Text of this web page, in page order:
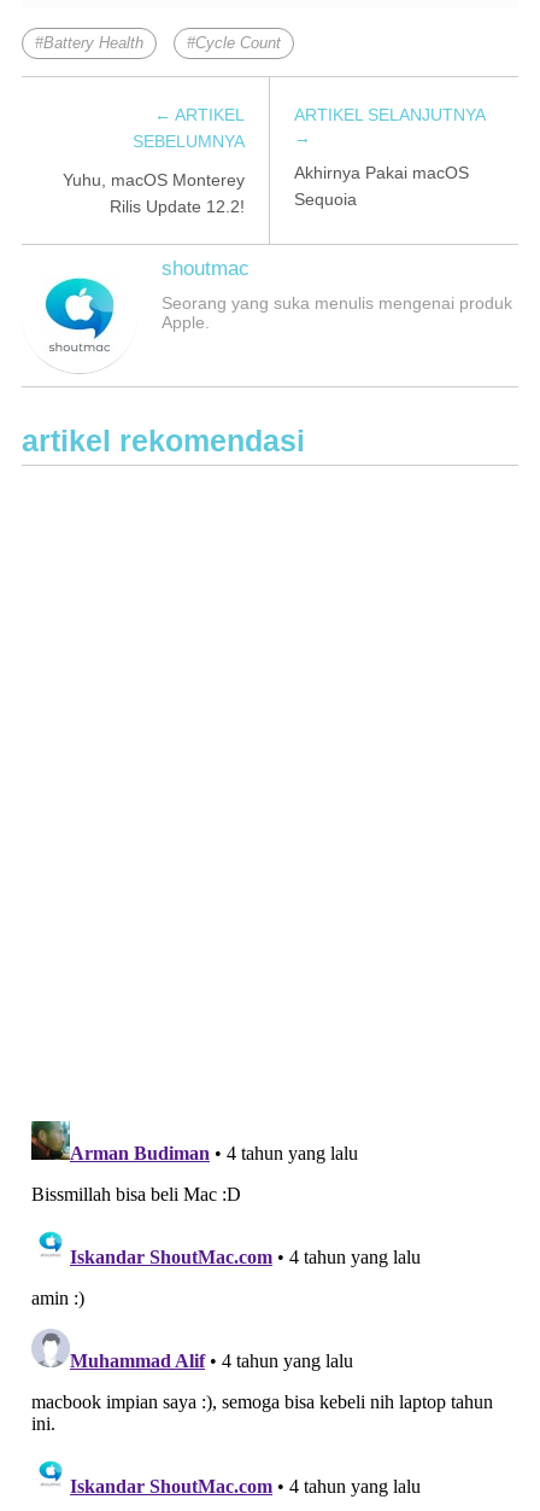
Battery Health Cycle Count
← ARTIKEL
SEBELUMNYA
Yuhu, macOS Monterey
Rilis Update 12.2!
ARTIKEL SELANJUTNYA
→
Akhirnya Pakai macOS
Sequoia
shoutmac
Seorang yang suka menulis mengenai produk
Apple.
artikel rekomendasi